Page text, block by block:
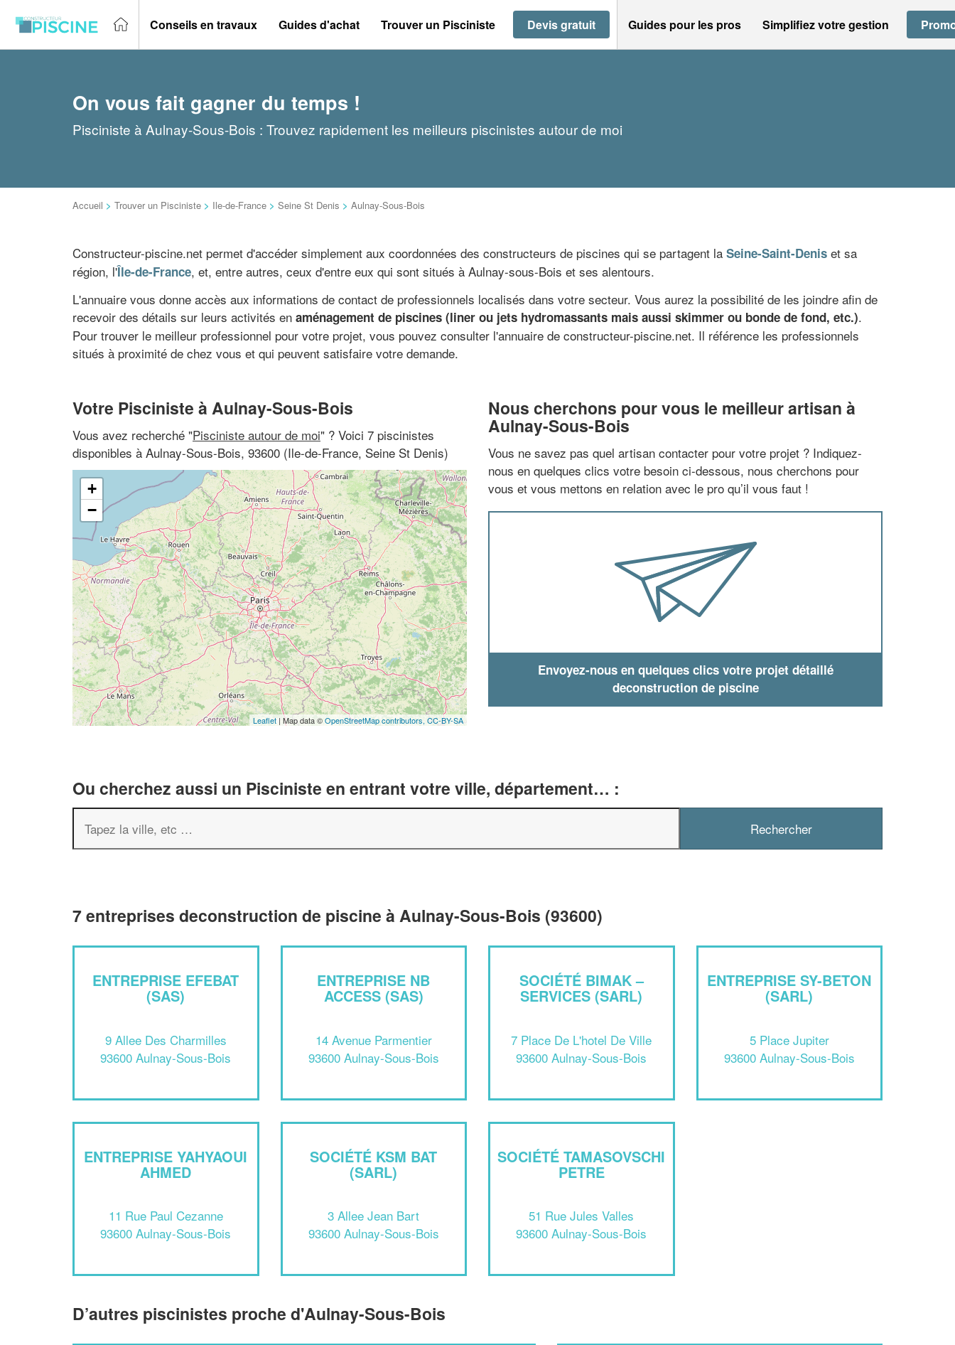
Conseils en travaux Guides d'achat Trouver un Pisciniste Devis gratuit Guides pour les pros Simplifiez votre gestion
On vous fait gagner du temps !
Pisciniste à Aulnay-Sous-Bois : Trouvez rapidement les meilleurs piscinistes autour de moi
Accueil > Trouver un Pisciniste > Ile-de-France > Seine St Denis > Aulnay-Sous-Bois
Constructeur-piscine.net permet d'accéder simplement aux coordonnées des constructeurs de piscines qui se partagent la Seine-Saint-Denis et sa
région, l'Île-de-France, et, entre autres, ceux d'entre eux qui sont situés à Aulnay-sous-Bois et ses alentours.
L'annuaire vous donne accès aux informations de contact de professionnels localisés dans votre secteur. Vous aurez la possibilité de les joindre afin de
recevoir des détails sur leurs activités en aménagement de piscines (liner ou jets hydromassants mais aussi skimmer ou bonde de fond, etc.).
Pour trouver le meilleur professionnel pour votre projet, vous pouvez consulter l'annuaire de constructeur-piscine.net. Il référence les professionnels
situés à proximité de chez vous et qui peuvent satisfaire votre demande.
Votre Pisciniste à Aulnay-Sous-Bois
Vous avez recherché "Pisciniste autour de moi" ? Voici 7 piscinistes
disponibles à Aulnay-Sous-Bois, 93600 (Ile-de-France, Seine St Denis)
+
−
Leaflet | Map data ©OpenStreetMap contributors, CC-BY-SA
Nous cherchons pour vous le meilleur artisan à
Aulnay-Sous-Bois
Vous ne savez pas quel artisan contacter pour votre projet ? Indiquez-
nous en quelques clics votre besoin ci-dessous, nous cherchons pour
vous et vous mettons en relation avec le pro qu’il vous faut !
Envoyez-nous en quelques clics votre projet détaillé
deconstruction de piscine
Ou cherchez aussi un Pisciniste en entrant votre ville, département… :
7 entreprises deconstruction de piscine à Aulnay-Sous-Bois (93600)
ENTREPRISE EFEBAT
(SAS)
9 Allee Des Charmilles
93600 Aulnay-Sous-Bois
ENTREPRISE NB
ACCESS (SAS)
14 Avenue Parmentier
93600 Aulnay-Sous-Bois
SOCIÉTÉ BIMAK –
SERVICES (SARL)
7 Place De L'hotel De Ville
93600 Aulnay-Sous-Bois
ENTREPRISE SY-BETON
(SARL)
5 Place Jupiter
93600 Aulnay-Sous-Bois
ENTREPRISE YAHYAOUI
AHMED
11 Rue Paul Cezanne
93600 Aulnay-Sous-Bois
SOCIÉTÉ KSM BAT
(SARL)
3 Allee Jean Bart
93600 Aulnay-Sous-Bois
SOCIÉTÉ TAMASOVSCHI
PETRE
51 Rue Jules Valles
93600 Aulnay-Sous-Bois
D’autres piscinistes proche d'Aulnay-Sous-Bois